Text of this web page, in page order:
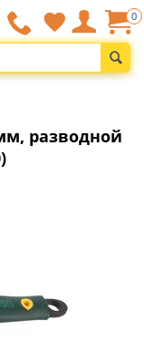
0
разводной